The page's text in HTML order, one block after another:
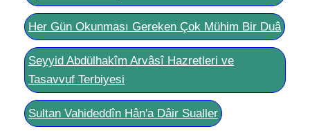
Her Gün Okunması Gereken Çok Mühim Bir Duâ
Seyyid Abdülhakîm Arvâsî Hazretleri ve
Tasavvuf Terbiyesi
Sultan Vahideddîn Hân'a Dâir Sualler